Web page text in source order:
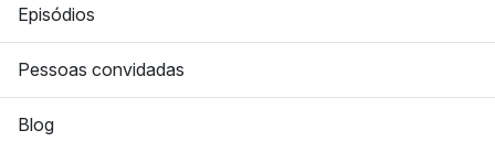
Episódios
Pessoas convidadas
Blog